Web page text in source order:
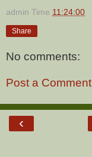
admin Time 11:24:00
Share
No comments:
Post a Comment
‹